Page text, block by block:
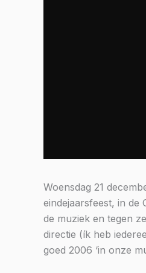
Woensdag 21
eindejaarsfeest, in de
de muziek en tegen
directie (ík heb
goed 2006 ‘in onze